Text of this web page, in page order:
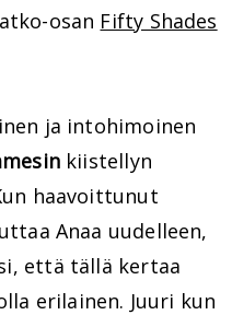
osan Fifty Shades
ja intohimoinen
kiistellyn
haavoittunut
Anaa uudelleen,
että tällä kertaa
erilainen. Juuri kun